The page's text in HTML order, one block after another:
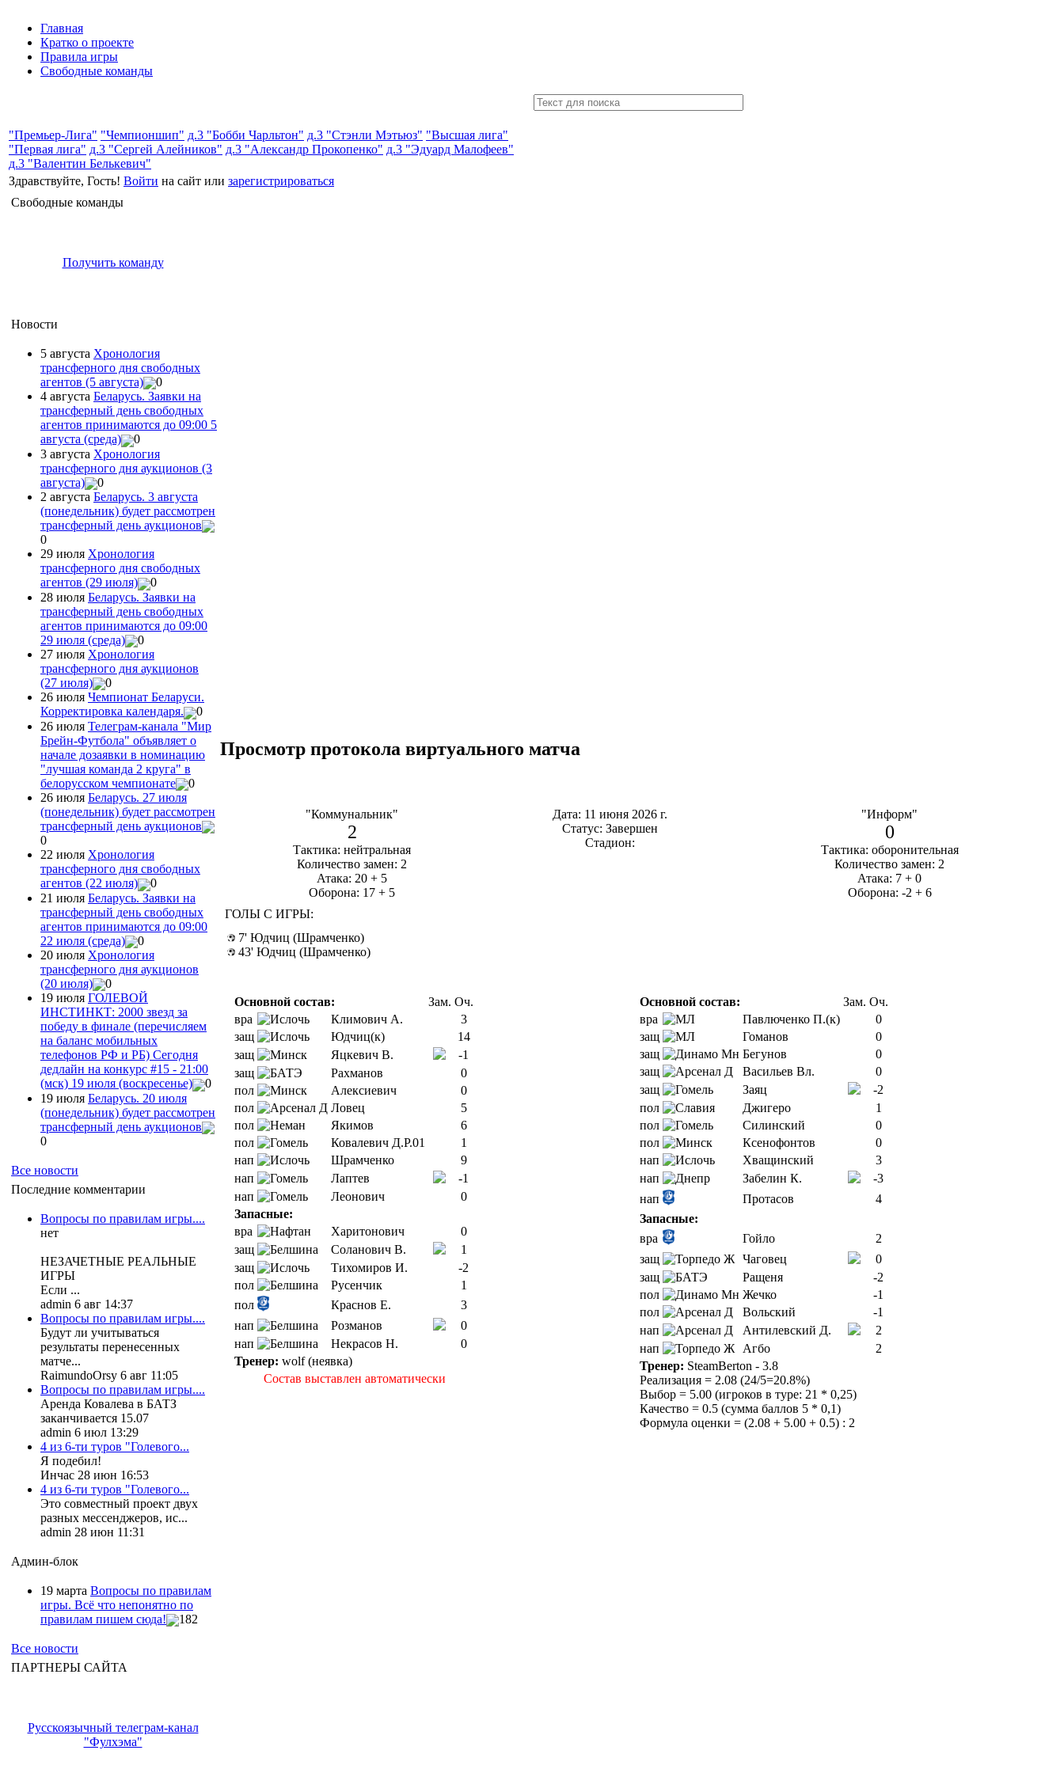
Главная
Кратко о проекте
Правила игры
Свободные команды
"Премьер-Лига" "Чемпионшип" д.3 "Бобби Чарльтон" д.3 "Стэнли Мэтьюз" "Высшая лига"
"Первая лига" д.3 "Сергей Алейников" д.3 "Александр Прокопенко" д.3 "Эдуард Малофеев"
д.3 "Валентин Белькевич"
Здравствуйте, Гость! Войти на сайт или зарегистрироваться
Свободные команды
Получить команду
Новости
5 августа Хронология
трансферного дня свободных
агентов (5 августа)
0
4 августа Беларусь. Заявки на
трансферный день свободных
агентов принимаются до 09:00 5
августа (среда)
0
3 августа Хронология
трансферного дня аукционов (3
августа)
0
2 августа Беларусь. 3 августа
(понедельник) будет рассмотрен
трансферный день аукционов
0
29 июля Хронология
трансферного дня свободных
агентов (29 июля)
0
28 июля Беларусь. Заявки на
трансферный день свободных
агентов принимаются до 09:00
29 июля (среда)
0
27 июля Хронология
трансферного дня аукционов
(27 июля)
0
26 июля Чемпионат Беларуси.
Корректировка календаря.
0
26 июля Телеграм-канала "Мир
Брейн-Футбола" объявляет о
начале дозаявки в номинацию
"лучшая команда 2 круга" в
белорусском чемпионате
0
26 июля Беларусь. 27 июля
(понедельник) будет рассмотрен
трансферный день аукционов
0
22 июля Хронология
трансферного дня свободных
агентов (22 июля)
0
21 июля Беларусь. Заявки на
трансферный день свободных
агентов принимаются до 09:00
22 июля (среда)
0
20 июля Хронология
трансферного дня аукционов
(20 июля)
0
19 июля ГОЛЕВОЙ
ИНСТИНКТ: 2000 звезд за
победу в финале (перечисляем
на баланс мобильных
телефонов РФ и РБ) Сегодня
дедлайн на конкурс #15 - 21:00
(мск) 19 июля (воскресенье)
0
19 июля Беларусь. 20 июля
(понедельник) будет рассмотрен
трансферный день аукционов
0
Все новости
Последние комментарии
Вопросы по правилам игры....
нет
НЕЗАЧЕТНЫЕ РЕАЛЬНЫЕ
ИГРЫ
Если ...
admin 6 авг 14:37
Вопросы по правилам игры....
Будут ли учитываться
результаты перенесенных
матче...
RaimundoOrsy 6 авг 11:05
Вопросы по правилам игры....
Аренда Ковалева в БАТЗ
заканчивается 15.07
admin 6 июл 13:29
4 из 6-ти туров "Голевого...
Я подебил!
Инчас 28 июн 16:53
4 из 6-ти туров "Голевого...
Это совместный проект двух
разных мессенджеров, ис...
admin 28 июн 11:31
Админ-блок
19 марта Вопросы по правилам
игры. Всё что непонятно по
правилам пишем сюда!
182
Все новости
ПАРТНЕРЫ САЙТА
Русскоязычный телеграм-канал
"Фулхэма"
Просмотр протокола виртуального матча
"Коммунальник"
2
Тактика: нейтральная
Количество замен: 2
Атака: 20 + 5
Оборона: 17 + 5
Дата: 11 июня 2026 г.
Статус: Завершен
Стадион:
"Информ"
0
Тактика: оборонительная
Количество замен: 2
Атака: 7 + 0
Оборона: -2 + 6
ГОЛЫ С ИГРЫ:
7' Юдчиц (Шрамченко)
43' Юдчиц (Шрамченко)
Основной состав: Зам. Оч.
вра
Климович А.
3
защ
Юдчиц(к)
14
защ
Яцкевич В.
-1
защ
Рахманов
0
пол
Алексиевич
0
пол
Ловец
5
пол
Якимов
6
пол
Ковалевич Д.Р.01
1
нап
Шрамченко
9
нап
Лаптев
-1
нап
Леонович
0
Запасные:
вра
Харитонович
0
защ
Соланович В.
1
защ
Тихомиров И.
-2
пол
Русенчик
1
пол
Краснов Е.
3
нап
Розманов
0
нап
Некрасов Н.
0
Тренер: wolf (неявка)
Состав выставлен автоматически
Основной состав: Зам. Оч.
вра
Павлюченко П.(к)
0
защ
Гоманов
0
защ
Бегунов
0
защ
Васильев Вл.
0
защ
Заяц
-2
пол
Джигеро
1
пол
Силинский
0
пол
Ксенофонтов
0
нап
Хващинский
3
нап
Забелин К.
-3
нап
Протасов
4
Запасные:
вра
Гойло
2
защ
Чаговец
0
защ
Ращеня
-2
пол
Жечко
-1
пол
Вольский
-1
нап
Антилевский Д.
2
нап
Агбо
2
Тренер: SteamBerton - 3.8
Реализация = 2.08 (24/5=20.8%)
Выбор = 5.00 (игроков в туре: 21 * 0,25)
Качество = 0.5 (сумма баллов 5 * 0,1)
Формула оценки = (2.08 + 5.00 + 0.5) : 2